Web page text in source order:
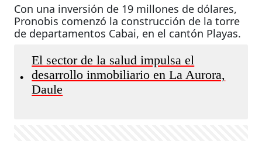
Con una inversión de 19 millones de dólares,
Pronobis comenzó la construcción de la torre
de departamentos Cabai, en el cantón Playas.
•
El sector de la salud impulsa el
desarrollo inmobiliario en La Aurora,
Daule